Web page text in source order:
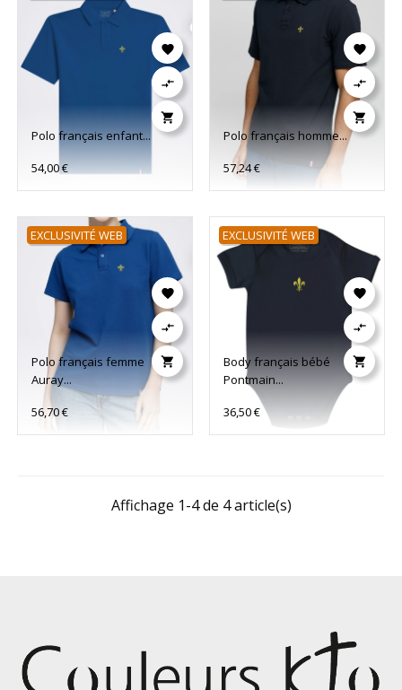



Polo français enfant...
54,00 €



Polo français homme...
57,24 €
EXCLUSIVITÉ WEB



Polo français femme
Auray...
56,70 €
EXCLUSIVITÉ WEB



Body français bébé
Pontmain...
36,50 €
Affichage 1-4 de 4 article(s)